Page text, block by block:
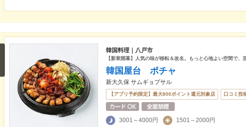
韓国料理｜八戸市
【新章開幕】人気の味が移転＆改名。もっと心地よい空間で、
韓国屋台 ポチャ
新大久保 サムギョプサル
【アプリ予約限定】最大800ポイント還元対象店 口コミ投
3001～4000円
1501～2000円